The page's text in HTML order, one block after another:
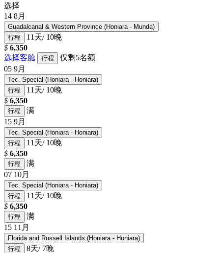
选择
14 8月
Guadalcanal & Western Province (Honiara - Munda)
行程
11天/ 10晚
$ 6,350
选择客舱
行程
仅剩5名额
05 9月
Tec. Special (Honiara - Honiara)
行程
11天/ 10晚
$ 6,350
行程
满
15 9月
Tec. Special (Honiara - Honiara)
行程
11天/ 10晚
$ 6,350
行程
满
07 10月
Tec. Special (Honiara - Honiara)
行程
11天/ 10晚
$ 6,350
行程
满
15 11月
Florida and Russell Islands (Honiara - Honiara)
行程
8天/ 7晚